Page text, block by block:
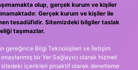
olup, gerçek kurum ve kişiler
Gerçek kurum ve kişiler ile
tesadüfidir. Sitemizdeki bilgiler taslak
taşımazlar.
gereğince Bilgi Teknolojileri ve İletişim
bir Yer Sağlayıcı olarak hizmet
içerikleri proaktif olarak denetleme